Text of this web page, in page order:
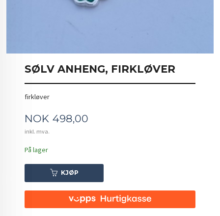
SØLV ANHENG, FIRKLØVER
firkløver
Pris
NOK 498,00
inkl. mva.
På lager
KJØP